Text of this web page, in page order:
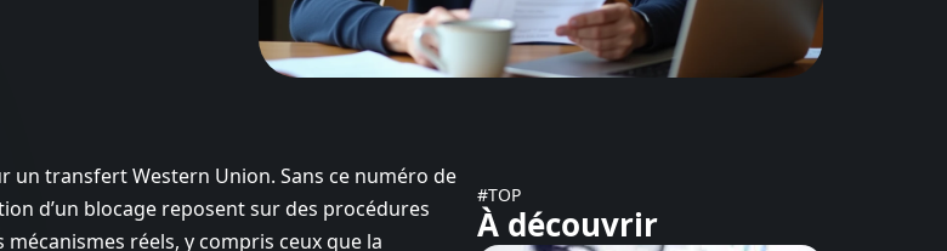
un transfert Western Union. Sans ce numéro de
d’un blocage reposent sur des procédures
réels, y compris ceux que la
#TOP
À découvrir